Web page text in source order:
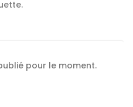
pour le moment.